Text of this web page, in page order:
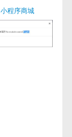
小程序商城